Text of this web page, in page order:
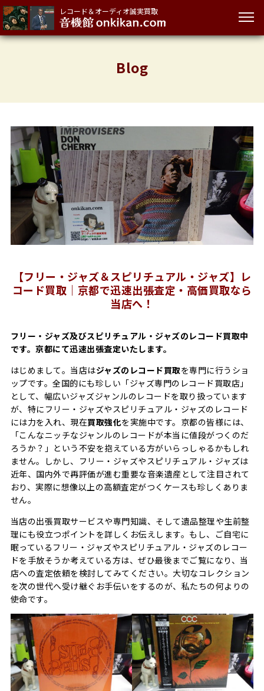
レコード＆オーディオ誠実買取
Blog
【フリー・ジャズ＆スピリチュアル・ジャズ】レ
コード買取｜京都で迅速出張査定・高価買取なら
当店へ！
フリー・ジャズ及びスピリチュアル・ジャズのレコード買取中
です。京都にて迅速出張査定いたします。
はじめまして。当店はジャズのレコード買取を専門に行うショ
ップです。全国的にも珍しい「ジャズ専門のレコード買取店」
として、幅広いジャズジャンルのレコードを取り扱っています
が、特にフリー・ジャズやスピリチュアル・ジャズのレコード
には力を入れ、現在買取強化を実施中です。京都の皆様には、
「こんなニッチなジャンルのレコードが本当に値段がつくのだ
ろうか？」という不安を抱えている方がいらっしゃるかもしれ
ません。しかし、フリー・ジャズやスピリチュアル・ジャズは
近年、国内外で再評価が進む重要な音楽遺産として注目されて
おり、実際に想像以上の高額査定がつくケースも珍しくありま
せん。
当店の出張買取サービスや専門知識、そして遺品整理や生前整
理にも役立つポイントを詳しくお伝えします。もし、ご自宅に
眠っているフリー・ジャズやスピリチュアル・ジャズのレコー
ドを手放そうか考えている方は、ぜひ最後までご覧になり、当
店への査定依頼を検討してみてください。大切なコレクション
を次の世代へ受け継ぐお手伝いをするのが、私たちの何よりの
使命です。